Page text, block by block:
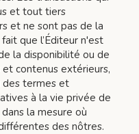
et tout tiers
et ne sont pas de la
que l’Éditeur n'est
la disponibilité ou de
contenus extérieurs,
des termes et
à la vie privée de
la mesure où
des nôtres.